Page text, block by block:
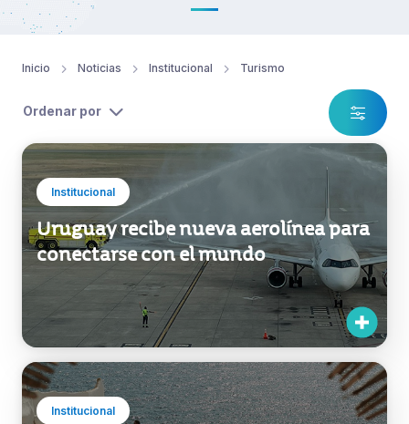
Inicio Noticias Institucional Turismo
Ordenar por
Institucional
Uruguay recibe nueva aerolínea para
conectarse con el mundo
Institucional